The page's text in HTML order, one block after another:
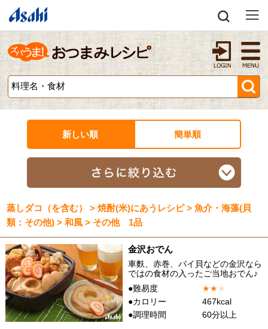
新しい順 簡単順
蒸しダコ（を含む） > 焼酎(米)にあうレシピ > 魚介・海藻(貝
類：その他) > 和風 > その他 1品
金沢おでん
車麩、赤巻、バイ貝などの金沢なら
ではの食材の入ったご当地おでん♪
●難易度
★★★
●カロリー
467kcal
●調理時間
60分以上